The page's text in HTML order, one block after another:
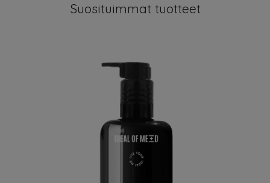
Suosituimmat tuotteet